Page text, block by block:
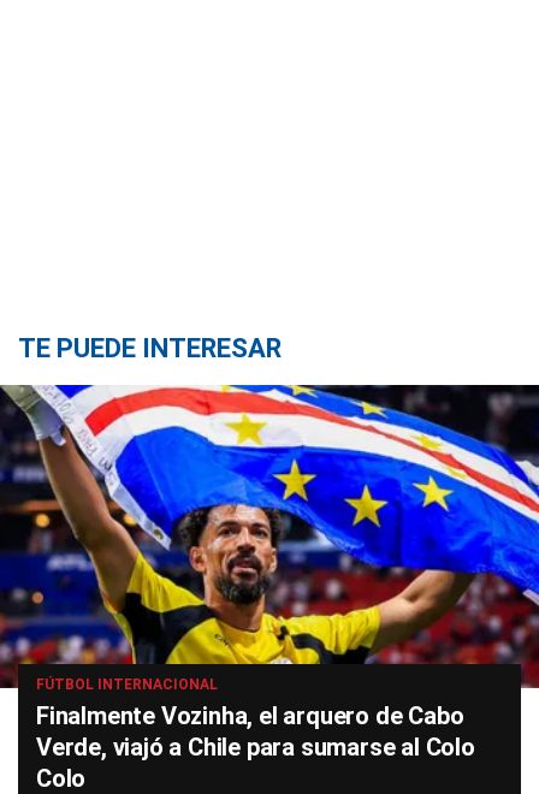
TE PUEDE INTERESAR
FÚTBOL INTERNACIONAL
Finalmente Vozinha, el arquero de Cabo
Verde, viajó a Chile para sumarse al Colo
Colo